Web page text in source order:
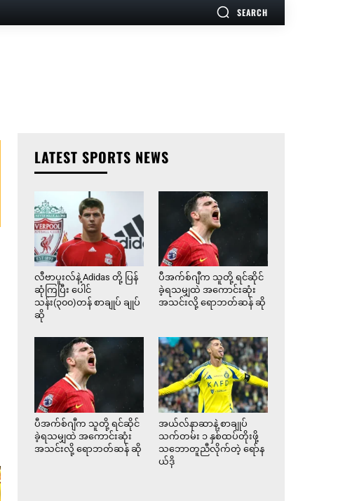
SEARCH
LATEST SPORTS NEWS
လီဗာပူးလ်နဲ့ Adidas တို့ ပြန်
ဆုံကြပြီး ပေါင်
သန်း(၃၀၀)တန် စာချုပ် ချုပ်
ဆို
ပီအက်စ်ဂျီက သူတို့ ရင်ဆိုင်
ခဲ့ရသမျှထဲ အကောင်းဆုံး
အသင်းလို့ ရောဘတ်ဆန် ဆို
ပီအက်စ်ဂျီက သူတို့ ရင်ဆိုင်
ခဲ့ရသမျှထဲ အကောင်းဆုံး
အသင်းလို့ ရောဘတ်ဆန် ဆို
အယ်လ်နာဆာနဲ့ စာချုပ်
သက်တမ်း ၁ နှစ်ထပ်တိုးဖို့
သဘောတူညီလိုက်တဲ့ ရော်န
ယ်ဒို